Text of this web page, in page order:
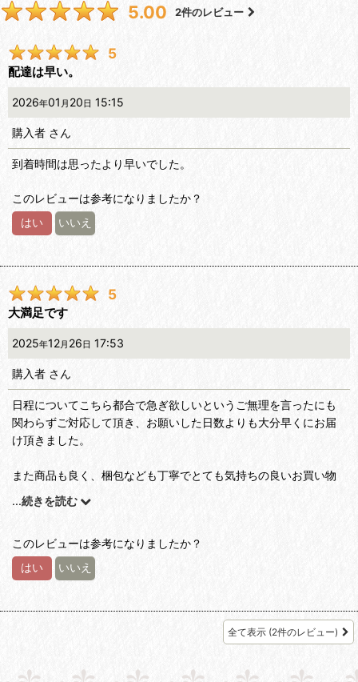
5.00 2件のレビュー
5
配達は早い。
2026年01 月 20 日 15:15
購入者 さん
到着時間は思ったより早いでした。
このレビューは参考になりましたか？
はい いいえ
5
大満足です
2025年12月 26 日 17:53
購入者 さん
日程についてこちら都合で急ぎ欲しいというご無理を言ったにも
関わらずご対応して頂き、お願いした日数よりも大分早くにお届
け頂きました。
また商品も良く、梱包なども丁寧でとても気持ちの良いお買い物
をさせて頂きました。
...続きを読む
このレビューは参考になりましたか？
はい いいえ
全て表示 (2件のレビュー)